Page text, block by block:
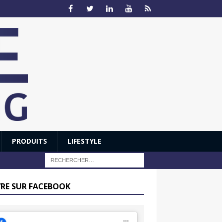
PRODUITS LIFESTYLE
SUR FACEBOOK